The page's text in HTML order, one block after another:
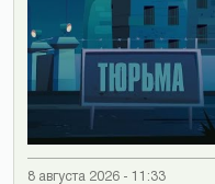
8 августа 2026 - 11:33